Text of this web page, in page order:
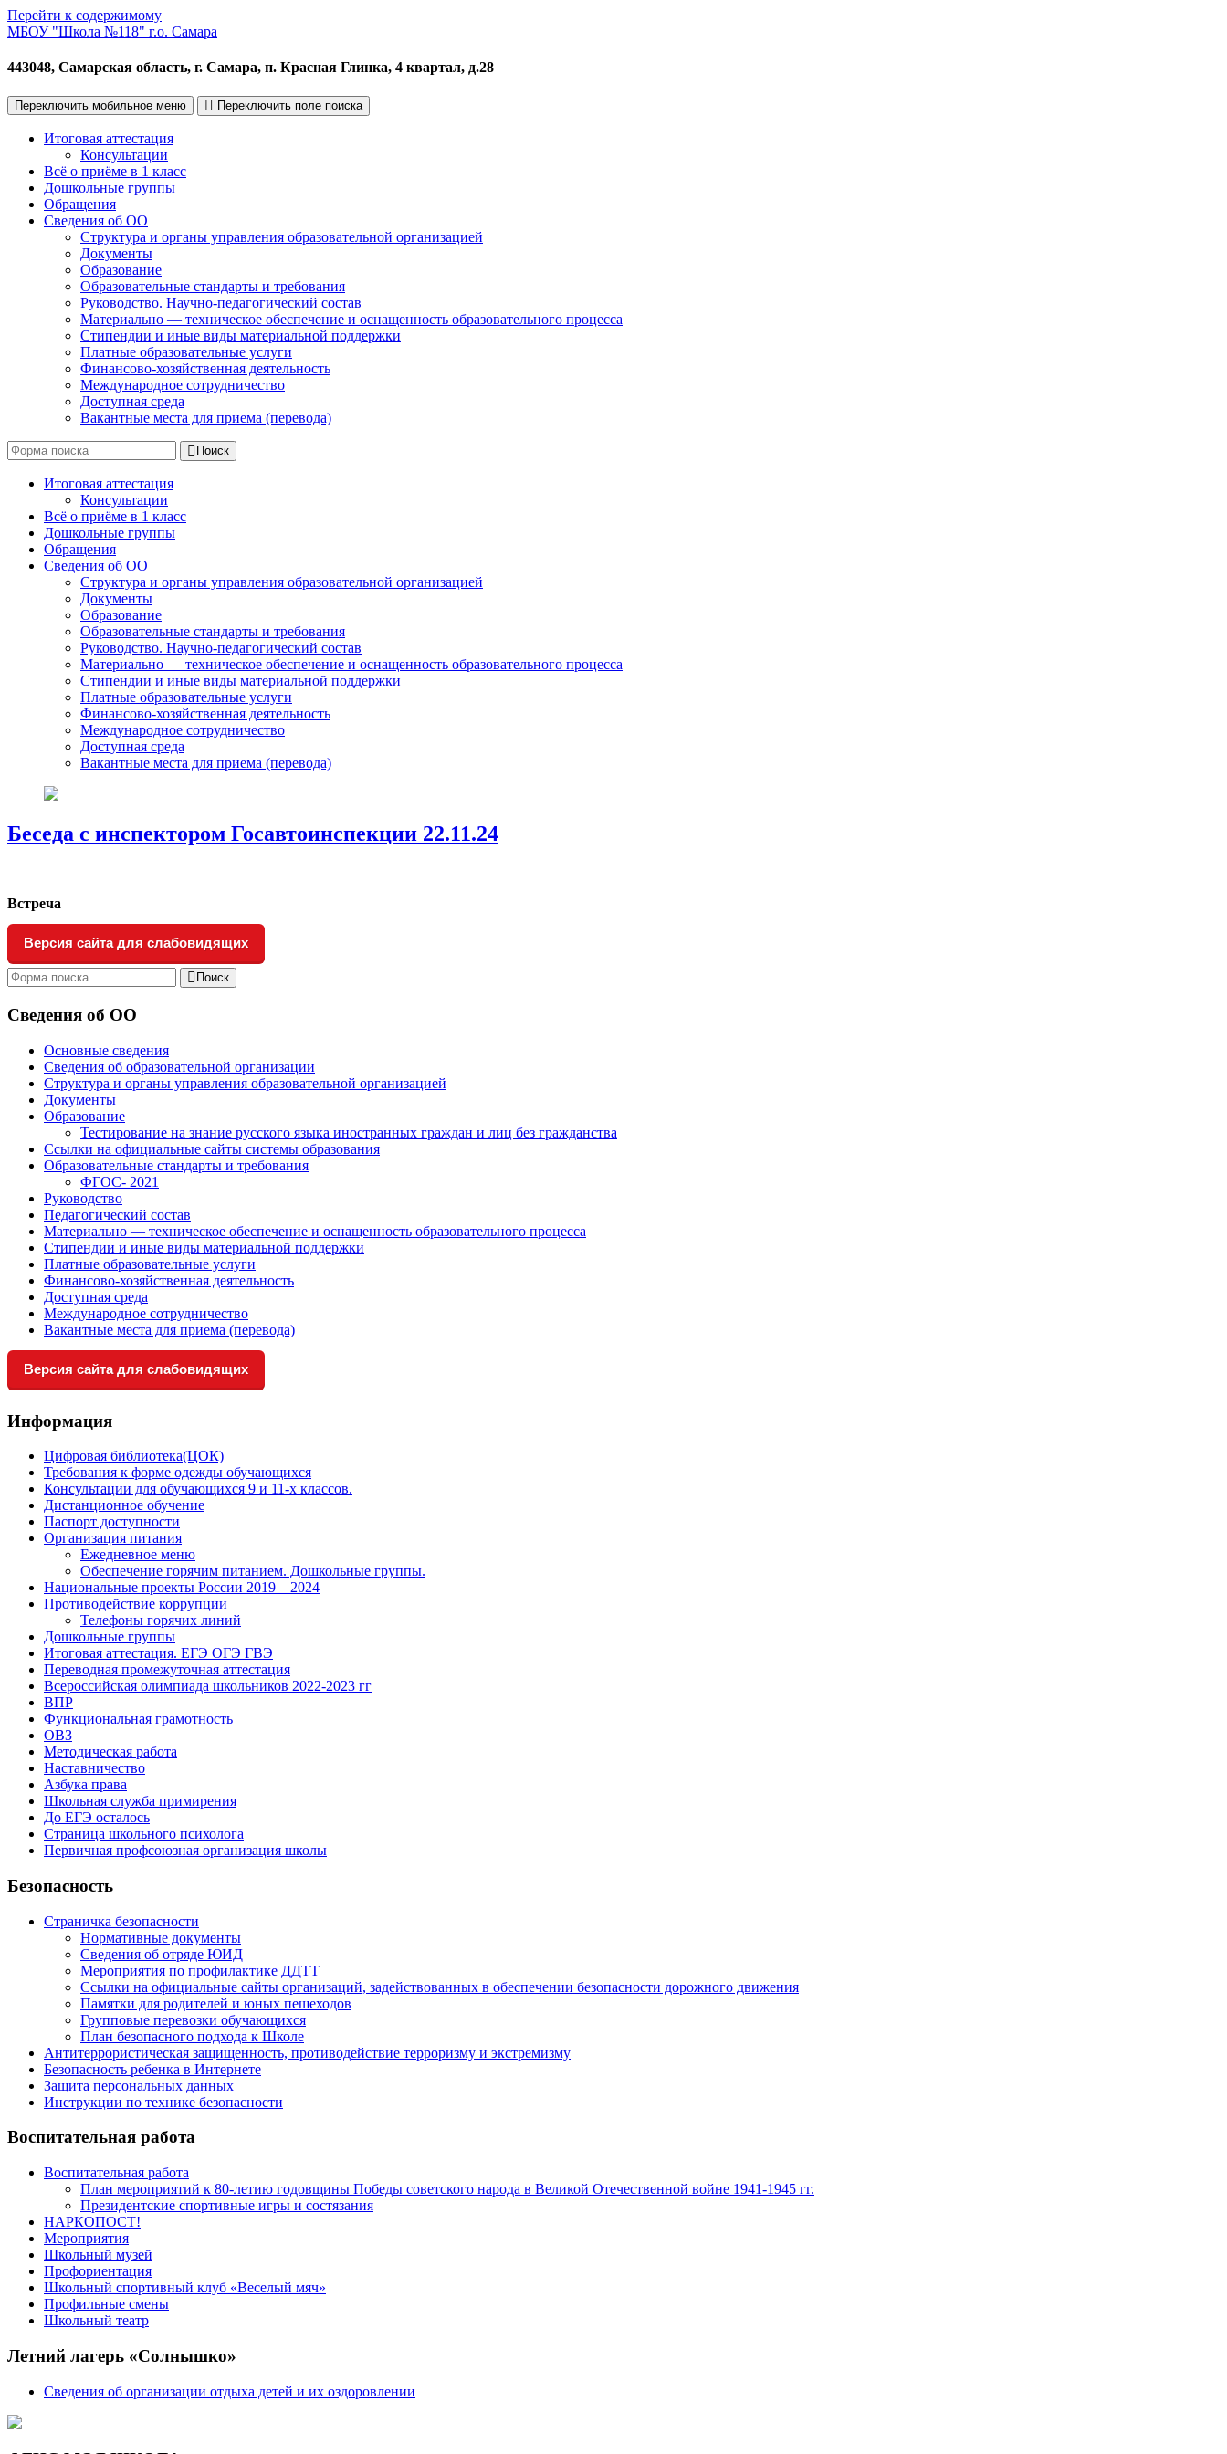
Перейти к содержимому
МБОУ "Школа №118" г.о. Самара
443048, Самарская область, г. Самара, п. Красная Глинка, 4 квартал, д.28
Переключить мобильное меню Переключить поле поиска
Итоговая аттестация
Консультации
Всё о приёме в 1 класс
Дошкольные группы
Обращения
Сведения об ОО
Структура и органы управления образовательной организацией
Документы
Образование
Образовательные стандарты и требования
Руководство. Научно-педагогический состав
Материально — техническое обеспечение и оснащенность образовательного процесса
Стипендии и иные виды материальной поддержки
Платные образовательные услуги
Финансово-хозяйственная деятельность
Международное сотрудничество
Доступная среда
Вакантные места для приема (перевода)
Поиск
Итоговая аттестация
Консультации
Всё о приёме в 1 класс
Дошкольные группы
Обращения
Сведения об ОО
Структура и органы управления образовательной организацией
Документы
Образование
Образовательные стандарты и требования
Руководство. Научно-педагогический состав
Материально — техническое обеспечение и оснащенность образовательного процесса
Стипендии и иные виды материальной поддержки
Платные образовательные услуги
Финансово-хозяйственная деятельность
Международное сотрудничество
Доступная среда
Вакантные места для приема (перевода)
Беседа с инспектором Госавтоинспекции 22.11.24
Встреча
Версия сайта для слабовидящих
Поиск
Сведения об ОО
Основные сведения
Сведения об образовательной организации
Структура и органы управления образовательной организацией
Документы
Образование
Тестирование на знание русского языка иностранных граждан и лиц без гражданства
Ссылки на официальные сайты системы образования
Образовательные стандарты и требования
ФГОС- 2021
Руководство
Педагогический состав
Материально — техническое обеспечение и оснащенность образовательного процесса
Стипендии и иные виды материальной поддержки
Платные образовательные услуги
Финансово-хозяйственная деятельность
Доступная среда
Международное сотрудничество
Вакантные места для приема (перевода)
Версия сайта для слабовидящих
Информация
Цифровая библиотека(ЦОК)
Требования к форме одежды обучающихся
Консультации для обучающихся 9 и 11-х классов.
Дистанционное обучение
Паспорт доступности
Организация питания
Ежедневное меню
Обеспечение горячим питанием. Дошкольные группы.
Национальные проекты России 2019—2024
Противодействие коррупции
Телефоны горячих линий
Дошкольные группы
Итоговая аттестация. ЕГЭ ОГЭ ГВЭ
Переводная промежуточная аттестация
Всероссийская олимпиада школьников 2022-2023 гг
ВПР
Функциональная грамотность
ОВЗ
Методическая работа
Наставничество
Азбука права
Школьная служба примирения
До ЕГЭ осталось
Страница школьного психолога
Первичная профсоюзная организация школы
Безопасность
Страничка безопасности
Нормативные документы
Сведения об отряде ЮИД
Мероприятия по профилактике ДДТТ
Ссылки на официальные сайты организаций, задействованных в обеспечении безопасности дорожного движения
Памятки для родителей и юных пешеходов
Групповые перевозки обучающихся
План безопасного подхода к Школе
Антитеррористическая защищенность, противодействие терроризму и экстремизму
Безопасность ребенка в Интернете
Защита персональных данных
Инструкции по технике безопасности
Воспитательная работа
Воспитательная работа
План мероприятий к 80-летию годовщины Победы советского народа в Великой Отечественной войне 1941-1945 гг.
Президентские спортивные игры и состязания
НАРКОПОСТ!
Мероприятия
Школьный музей
Профориентация
Школьный спортивный клуб «Веселый мяч»
Профильные смены
Школьный театр
Летний лагерь «Солнышко»
Сведения об организации отдыха детей и их оздоровлении